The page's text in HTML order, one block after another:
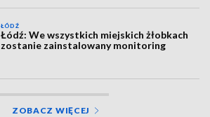
ŁÓDŹ
Łódź: We wszystkich miejskich żłobkach
zostanie zainstalowany monitoring
ZOBACZ WIĘCEJ